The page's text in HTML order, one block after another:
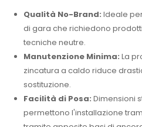
Qualità No-Brand: Ideale
di gara che richiedono
tecniche neutre.
Manutenzione Minima: La
zincatura a caldo riduce
sostituzione.
Facilità di Posa: Dimensioni
permettono l'installazione